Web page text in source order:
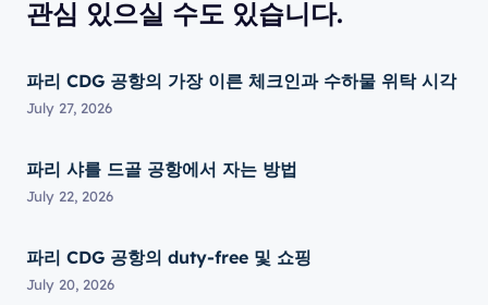
관심 있으실 수도 있습니다.
파리 CDG 공항의 가장 이른 체크인과 수하물 위탁 시각
July 27, 2026
파리 샤를 드골 공항에서 자는 방법
July 22, 2026
파리 CDG 공항의 duty-free 및 쇼핑
July 20, 2026